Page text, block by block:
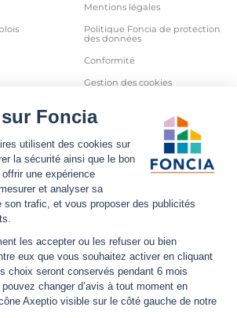
Mentions légales
Politique Foncia de protection
des données
Conformité
Gestion des cookies
et autres traceurs
Sécurité informatique
Déclaration d'accessibilité
immobilier
Nous suivre
Facebook
LinkedIn
YouTube
Instagram